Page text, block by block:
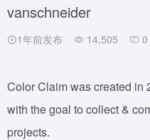
vanschneider
1年前发布 14,505 0
Color Claim was created in
with the goal to collect &
projects.